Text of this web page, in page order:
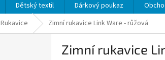
Dětský textil Dárkový poukaz
Rukavice Zimní rukavice Link Ware - růžová
Zimní rukavice